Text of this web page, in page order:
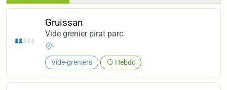
Gruissan
Vide grenier pirat parc
-
Vide-greniers Hebdo